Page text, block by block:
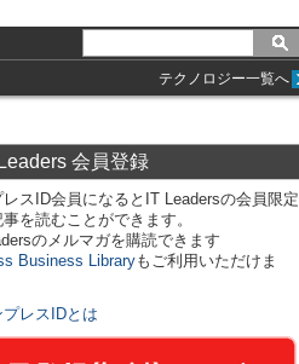
テクノロジー一覧へ
会員登録
スID会員になるとIT Leadersの会員限定
を読むことができます。
のメルマガを購読できます
Business Libraryもご利用いただけま
プレスIDとは